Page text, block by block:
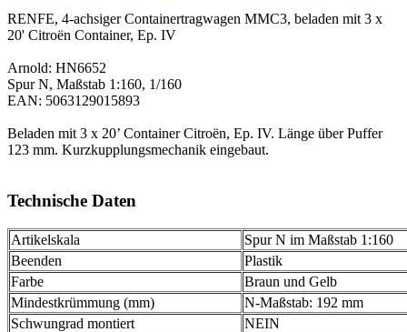
RENFE, 4-achsiger Containertragwagen MMC3, beladen mit 3 x
20' Citroën Container, Ep. IV
Arnold: HN6652
Spur N, Maßstab 1:160, 1/160
EAN: 5063129015893
Beladen mit 3 x 20’ Container Citroën, Ep. IV. Länge über Puffer
123 mm. Kurzkupplungsmechanik eingebaut.
Technische Daten
Artikelskala
Spur N im Maßstab 1:160
Beenden
Plastik
Farbe
Braun und Gelb
Mindestkrümmung (mm)
N-Maßstab: 192 mm
Schwungrad montiert
NEIN